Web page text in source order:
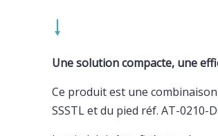
Une solution compacte, une
Ce produit est une
SSSTL et du pied réf. AT-0210-